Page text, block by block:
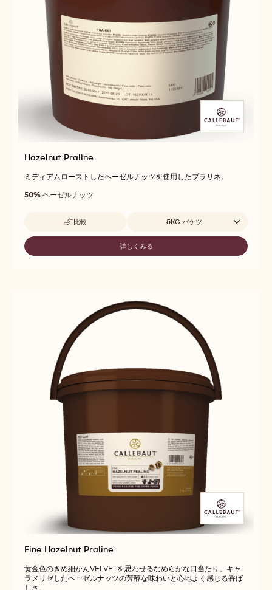
Hazelnut Praline
ミディアムローストしたヘーゼルナッツを使用したプラリネ。
50% ヘーゼルナッツ
比較
-
HAZELNUT
5KG バケツ
詳しくみる
-
Fine Hazelnut Praline
黄金色のきめ細かんVELVETを思わせるなめらかな口当たり。キャ
ラメリゼしたヘーゼルナッツの芳醇な味わいと心地よく感じる香ば
しさ。